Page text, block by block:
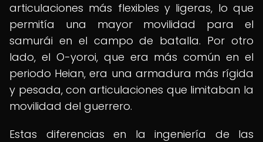
articulaciones más flexibles y ligeras, lo que
permitía una mayor movilidad para el
samurái en el campo de batalla. Por otro
lado, el O-yoroi, que era más común en el
periodo Heian, era una armadura más rígida
y pesada, con articulaciones que limitaban la
movilidad del guerrero.
Estas diferencias en la ingeniería de las